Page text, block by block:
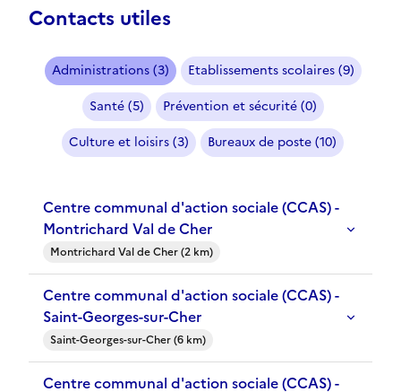
Contacts utiles
Administrations (3)
Etablissements scolaires (9)
Santé (5)
Prévention et sécurité (0)
Culture et loisirs (3)
Bureaux de poste (10)
Centre communal d'action sociale (CCAS) -
Montrichard Val de Cher
Montrichard Val de Cher (2 km)
Centre communal d'action sociale (CCAS) -
Saint-Georges-sur-Cher
Saint-Georges-sur-Cher (6 km)
Centre communal d'action sociale (CCAS) -